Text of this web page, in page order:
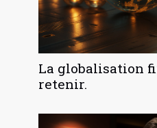
La globalisation
retenir.